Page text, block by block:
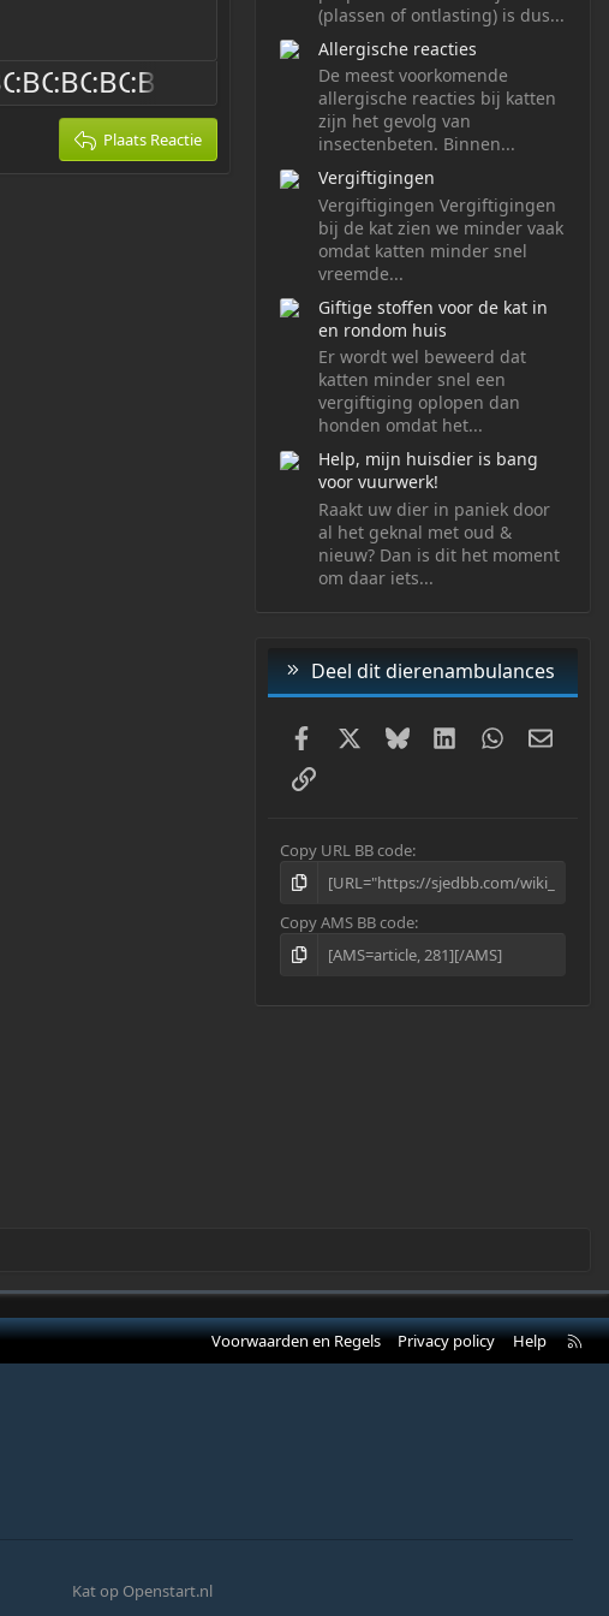
Plaats Reactie
(plassen of ontlasting) is dus...
Allergische reacties
De meest voorkomende
allergische reacties bij katten
zijn het gevolg van
insectenbeten. Binnen...
Vergiftigingen
Vergiftigingen Vergiftigingen
bij de kat zien we minder vaak
omdat katten minder snel
vreemde...
Giftige stoffen voor de kat in
en rondom huis
Er wordt wel beweerd dat
katten minder snel een
vergiftiging oplopen dan
honden omdat het...
Help, mijn huisdier is bang
voor vuurwerk!
Raakt uw dier in paniek door
al het geknal met oud &
nieuw? Dan is dit het moment
om daar iets...
Deel dit dierenambulances
Facebook Bluesky LinkedInWhatsApp
E-mail
Link
Copy URL BB code
Copy AMS BB code
Voorwaarden en Regels Privacy policy Help
R
S
Kat op Openstart.nl